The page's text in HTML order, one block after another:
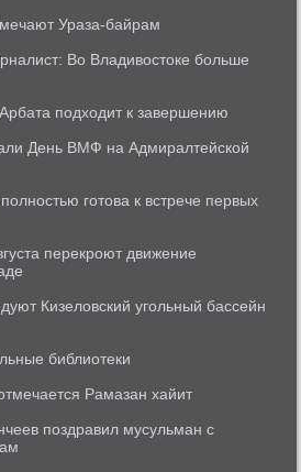
Ураза-байрам
Во Владивостоке больше
подходит к завершению
День ВМФ на Адмиралтейской
готова к встрече первых
перекроют движение
Кизеловский угольный бассейн
библиотеки
Рамазан хайит
поздравил мусульман с